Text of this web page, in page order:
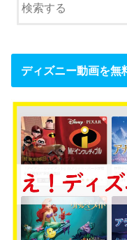
ディズニー動画を無